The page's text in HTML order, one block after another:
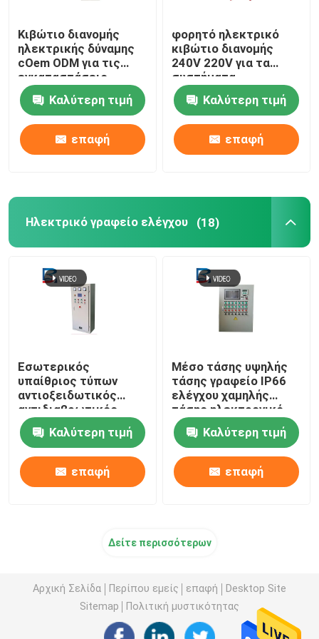
Μηχανισμός διανομής χαμηλής τάσης
Συμπαγής υποσταθμός μετασχηματιστών
Κιβώτιο διανομής ηλεκτρικής δύναμης
Ηλεκτρικό Busduct
ηλεκτρικό κιβώτιο περιφράξεων
Κιβώτιο διανομής
ηλεκτρικής δύναμης
cOem ODM για τις
εγκαταστάσεις
ηλεκτρικής
παραγωγήςΚαλύτερη τιμή
επαφή
φορητό ηλεκτρικό
κιβώτιο διανομής
240V 220V για τα
συστήματα
ανανεώσιμης
ενέργειαςΚαλύτερη τιμή
επαφή
Ηλεκτρικό γραφείο ελέγχου (18)
Εσωτερικός
υπαίθριος τύπων
αντιοξειδωτικός
αντιδιαβρωτικός
γραφείων ελέγχου
συνήθειας
ηλεκτρικός
Καλύτερη τιμή
επαφή
Μέσο τάσης υψηλής
τάσης γραφείο IP66
ελέγχου χαμηλής
τάσης ηλεκτρονικό
Καλύτερη τιμή
επαφή
Δείτε περισσότερων
Αρχική Σελίδα Περίπου εμείς επαφή
Desktop Site
Sitemap
Πολιτική μυστικότητας